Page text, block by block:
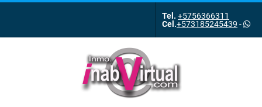
Tel. +5756366311
Cel.+573185245439 -